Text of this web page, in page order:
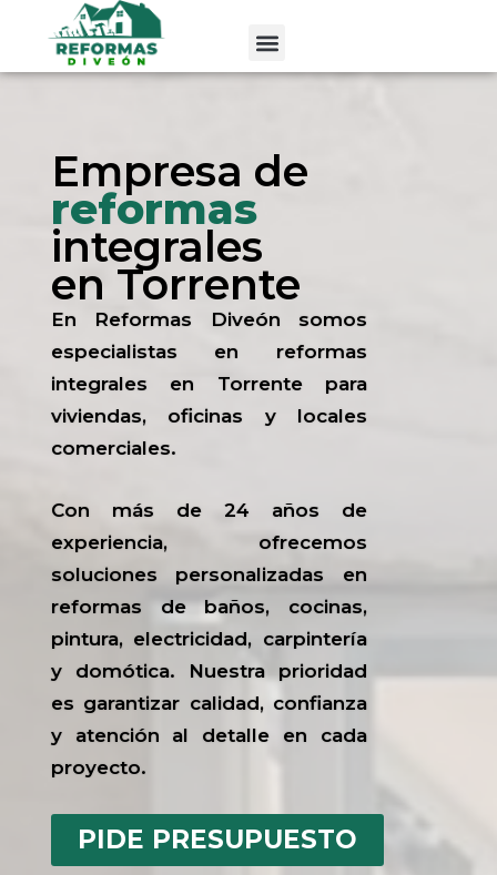
contenido
Empresa de
reformas
integrales
en Torrente
En Reformas Diveón somos
especialistas en reformas
integrales en Torrente para
viviendas, oficinas y locales
comerciales.
Con más de 24 años de
experiencia, ofrecemos
soluciones personalizadas en
reformas de baños, cocinas,
pintura, electricidad, carpintería
y domótica. Nuestra prioridad
es garantizar calidad, confianza
y atención al detalle en cada
proyecto.
PIDE PRESUPUESTO